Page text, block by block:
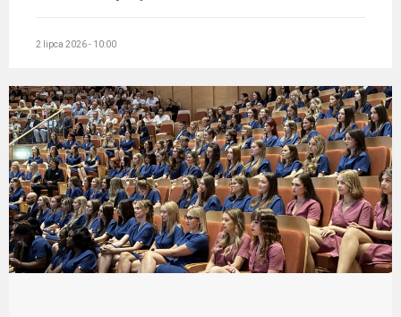
2 lipca 2026 - 10:00